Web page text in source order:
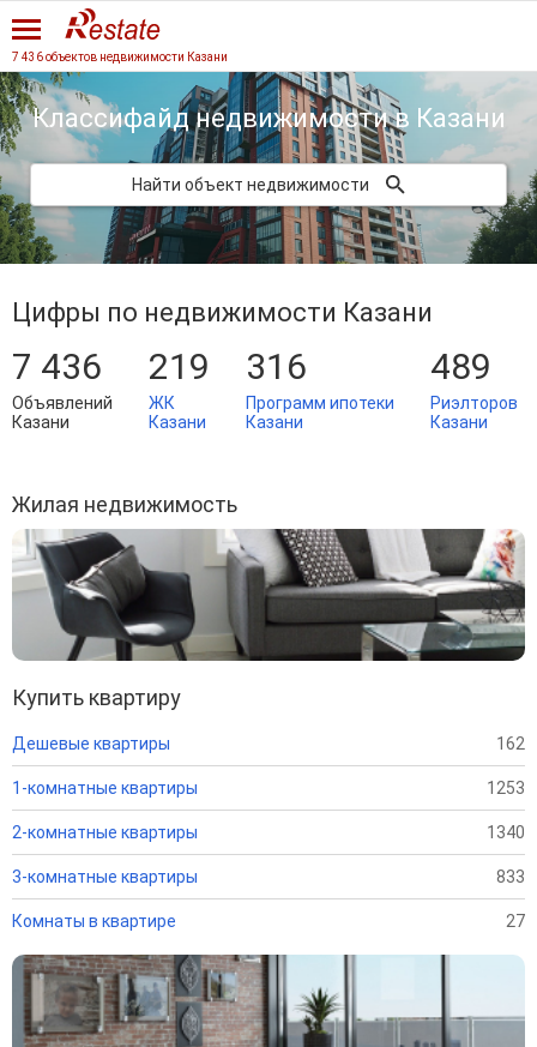
7 436 объектов недвижимости Казани
Классифайд недвижимостив Казани
Найти объект недвижимости
Цифры по недвижимости Казани
7 436
Объявлений
Казани
219
ЖК
Казани
316
Программ ипотеки
Казани
489
Риэлторов
Казани
Жилая недвижимость
Купить квартиру
Дешевые квартиры 162
1-комнатные квартиры 1253
2-комнатные квартиры 1340
3-комнатные квартиры 833
Комнаты в квартире 27